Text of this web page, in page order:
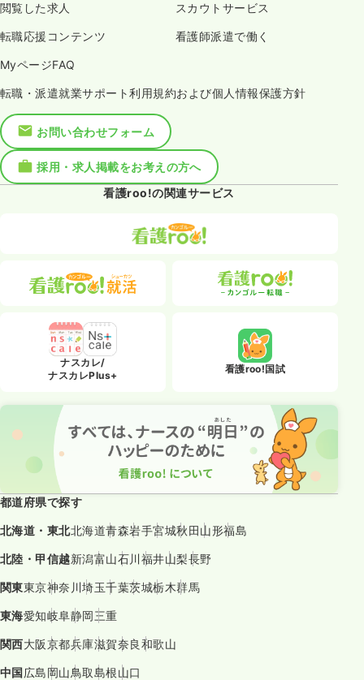
閲覧した求人 スカウトサービス
転職応援コンテンツ 看護師派遣で働く
MyページFAQ
転職・派遣就業サポート利用規約および個人情報保護方針
お問い合わせフォーム
採用・求人掲載をお考えの方へ
看護roo!の関連サービス
ナスカレ/
ナスカレPlus+
看護roo!国試
都道府県で探す
北海道・東北北海道青森岩手宮城秋田山形福島
北陸・甲信越新潟富山石川福井山梨長野
関東東京神奈川埼玉千葉茨城栃木群馬
東海愛知岐阜静岡三重
関西大阪京都兵庫滋賀奈良和歌山
中国広島岡山鳥取島根山口